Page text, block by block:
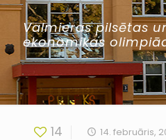
Valmieras pilsētas
ekonomikas
14 14. februāris,